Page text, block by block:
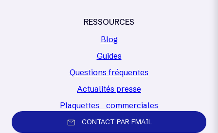
RESSOURCES
Blog
Guides
Questions fréquentes
Actualités presse
Plaquettes commerciales
CONTACT PAR EMAIL